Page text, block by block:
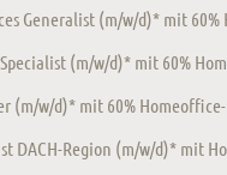
Generalist (m/w/d)* mit
(m/w/d)* mit 60%
(m/w/d)* mit 60%
DACH-Region (m/w/d)* mit